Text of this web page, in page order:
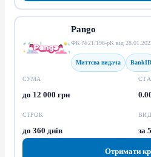
Pango
ФК №21/198-pK від
Миттєва видача BankID
СУМА
до 12 000 грн
СТРОК
до 360 днів за
Отримати